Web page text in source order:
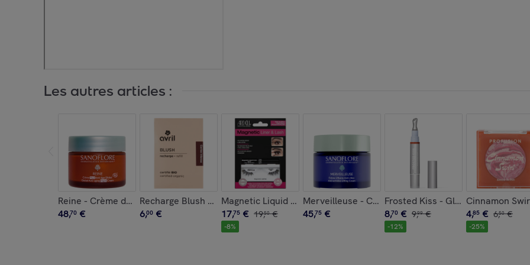
Les autres articles :
Reine - Crème de Nuit Anti-Âge Global 50 ml
48,70 €
Recharge Blush - Multi Usages Joues ou Paupières
6,00 €
Magnetic Liquid Liner & Lash - Kit Faux Cils Eyeliner Magnétique Accent
17,75 € 19,50 €
-8%
Merveilleuse - Crème visage riche lift anti-rides
45,75 €
Frosted Kiss - Gloss
8,70 € 9,99 €
-12%
Cinnamon
4,85 € 6,50 €
-25%